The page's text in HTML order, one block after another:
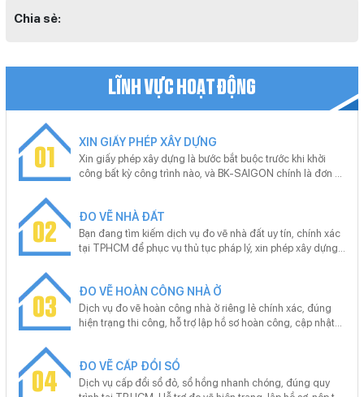
Chia sẻ:
LĨNH VỰC HOẠT ĐỘNG
01
XIN GIẤY PHÉP XÂY DỰNG
Xin giấy phép xây dựng là bước bắt buộc trước khi khởi
công bất kỳ công trình nào, và BK-SAIGON chính là đơn vị
cho nhiều loại công trình từ nhà ở riêng lẻ, nhà phố đến dự
án lớn, BK-SAIGON cam kết hỗ trợ trọn gói từ khâu tư vấn,
chuẩn bị hồ sơ, nộp và theo dõi tiến trình để khách hàng
02
ĐO VẼ NHÀ ĐẤT
Bạn đang tìm kiếm dịch vụ đo vẽ nhà đất uy tín, chính xác
tại TPHCM để phục vụ thủ tục pháp lý, xin phép xây dựng
vẽ chính xác có thể quyết định việc bạn tiết kiệm hàng
chục triệu đồng và tránh những rắc rối pháp lý kéo dài
nhiều năm. BK-SAIGON – với đội ngũ kỹ thuật viên giàu
chóng, chuẩn xác, giá hợp lý, đáp ứng yêu cầu của cả cá
nhân lẫn doanh nghiệp.
03
ĐO VẼ HOÀN CÔNG NHÀ Ở
Dịch vụ đo vẽ hoàn công nhà ở riêng lẻ chính xác, đúng
hiện trạng thi công, hỗ trợ lập hồ sơ hoàn công, cập nhật
hệ BK-SAIGON gặp Mr. Hoan - 0977 960 616
04
ĐO VẼ CẤP ĐỔI SỔ
Dịch vụ cấp đổi sổ đỏ, sổ hồng nhanh chóng, đúng quy